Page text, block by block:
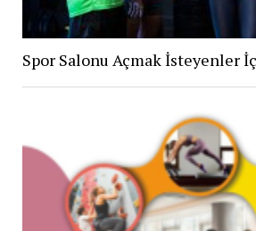
Spor Salonu Açmak İsteyenler